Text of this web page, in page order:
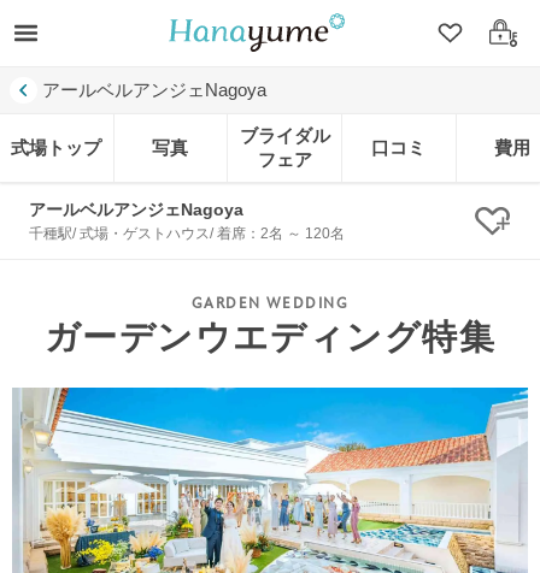
クリップ
ログ
アールベルアンジェNagoya
式場トップ 写真
ブライダル
フェア
口コミ 費用
アールベルアンジェNagoya
千種駅/ 式場・ゲストハウス/ 着席：2名 ～ 120名 ク
ガーデンウエディング特集